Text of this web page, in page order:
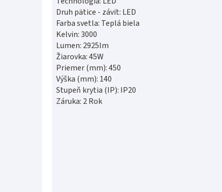
Druh pätice - závit: LED
Farba svetla: Teplá biela
Kelvin: 3000
Lumen: 2925lm
Žiarovka: 45W
Priemer (mm): 450
Výška (mm): 140
Stupeň krytia (IP): IP20
Záruka: 2 Rok